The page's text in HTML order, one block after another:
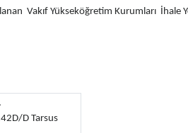
Vakıf Yükseköğretim Kurumları
D Tarsus